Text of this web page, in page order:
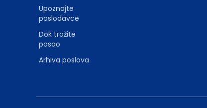
Upoznajte
poslodavce
Dok tražite
posao
Arhiva poslova